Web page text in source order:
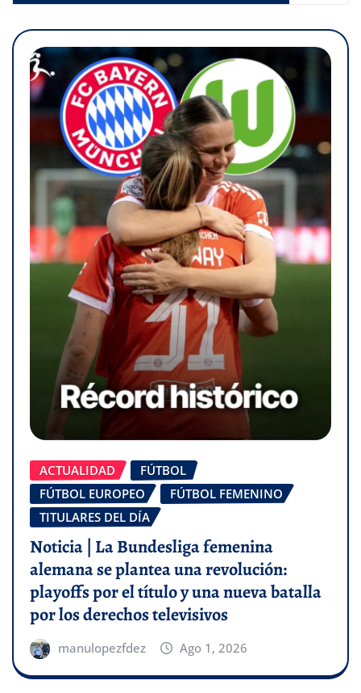
ACTUALIDAD
FÚTBOL
FÚTBOL EUROPEO
FÚTBOL FEMENINO
TITULARES DEL DÍA
Noticia | La Bundesliga femenina
alemana se plantea una revolución:
playoffs por el título y una nueva batalla
por los derechos televisivos
manulopezfdez Ago 1, 2026